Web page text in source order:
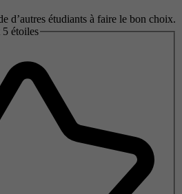
d’autres étudiants à faire le bon choix.
étoiles